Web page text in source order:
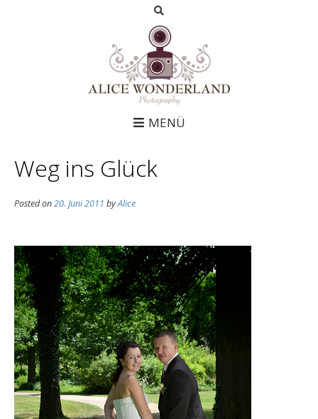
MENÜ
Weg ins Glück
Posted on20. Juni 2011 byAlice